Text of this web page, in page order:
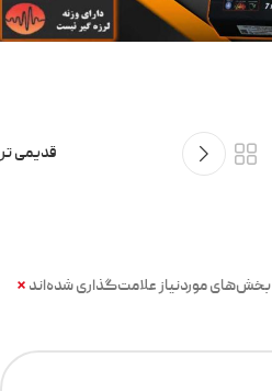
قدیمی تر
بخش‌های موردنیاز علامت‌گذاری شده‌اند *